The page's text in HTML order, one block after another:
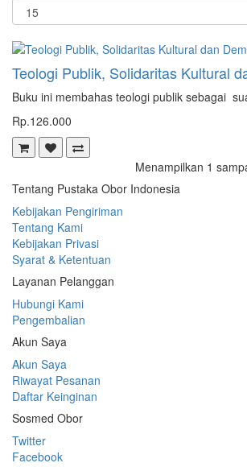
Teologi Publik, Solidaritas Kultural
Buku ini membahas teologi publik sebagai
Rp.126.000
Menampilkan 1
Tentang Pustaka Obor Indonesia
Kebijakan Pengiriman
Tentang Kami
Kebijakan Privasi
Syarat & Ketentuan
Layanan Pelanggan
Hubungi Kami
Pengembalian
Akun Saya
Akun Saya
Riwayat Pesanan
Daftar Keinginan
Sosmed Obor
Twitter
Facebook